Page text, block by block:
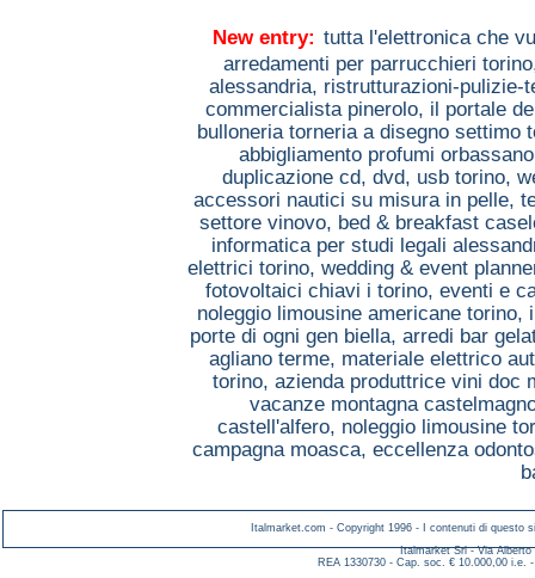
New entry: tutta l'elettronica che
arredamenti per parrucchieri
alessandria, ristrutturazioni-pulizie-
commercialista pinerolo, il portale
bulloneria torneria a disegno settimo
abbigliamento profumi
duplicazione cd, dvd, usb torino,
accessori nautici su misura in pelle,
settore vinovo, bed & breakfast
informatica per studi legali
elettrici torino, wedding & event
fotovoltaici chiavi i torino, eventi e
noleggio limousine americane torino,
porte di ogni gen biella, arredi bar
agliano terme, materiale elettrico
torino, azienda produttrice vini doc
vacanze montagna
castell'alfero, noleggio limousine
campagna moasca, eccellenza
Italmarket.com - Copyright 1996 - I contenuti di questo
Italmarket Srl - Via Alberto
REA 1330730 - Cap. soc. € 10.000,00 i.e.